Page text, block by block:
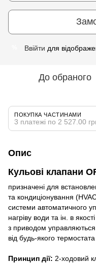
Ввійти для
До обраного
ПОКУПКА ЧАСТИНАМИ
3 платежі по 2 527.00
Опис
Кульові клапани
призначені для
та кондиціонування
системи автоматичного
нагріву води та ін. в
з приводом
від будь-якого
Принцип дії: 2-ходовий